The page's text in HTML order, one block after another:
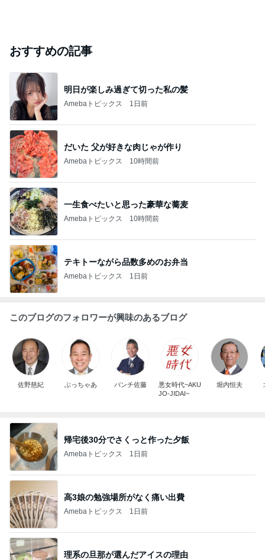
おすすめの記事
明日が楽しみ過ぎて切った私の髪
Amebaトピックス 1日前
だいた 父が好きな肉じゃが作り
Amebaトピックス 10時間前
一生食べたいと思った豪華な蕎麦
Amebaトピックス 10時間前
テキトーながら品数多めのお弁当
Amebaトピックス 1日前
このブログのフォロワーが興味のあるブログ
佐野慈紀 ぶっちゃあ パンチ佐藤
悪女時代~AKU
JO-JIDAI~
堀内恒夫
帰宅後30分でさくっと作った夕飯
Amebaトピックス 1日前
高3娘の勉強場所がなく痛い出費
Amebaトピックス 1日前
理系の旦那が選んだアイスの理由